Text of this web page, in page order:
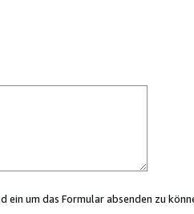
um das Formular absenden zu